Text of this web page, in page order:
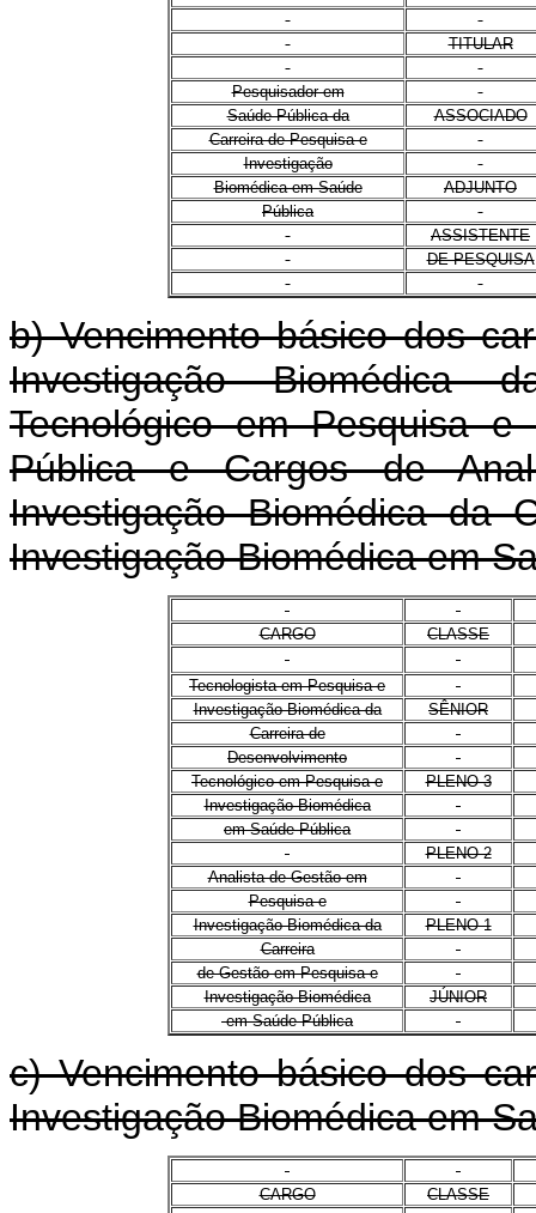
TITULAR
Pesquisador em
Saúde Pública da
ASSOCIADO
Carreira de Pesquisa e
Investigação
Biomédica em Saúde
ADJUNTO
Pública
ASSISTENTE
DE PESQUISA
b) Vencimento básico dos
Investigação Biomédica
Tecnológico em Pesquisa
Pública e Cargos de
Investigação Biomédica da
Investigação Biomédica em
CARGO CLASSE
Tecnologista em Pesquisa e
Investigação Biomédica da
SÊNIOR
Carreira de
Desenvolvimento
Tecnológico em Pesquisa e
PLENO 3
Investigação Biomédica
em Saúde Pública
PLENO 2
Analista de Gestão em
Pesquisa e
Investigação Biomédica da
PLENO 1
Carreira
de Gestão em Pesquisa e
Investigação Biomédica
JÚNIOR
em Saúde Pública
c) Vencimento básico dos
Investigação Biomédica em
CARGO CLASSE